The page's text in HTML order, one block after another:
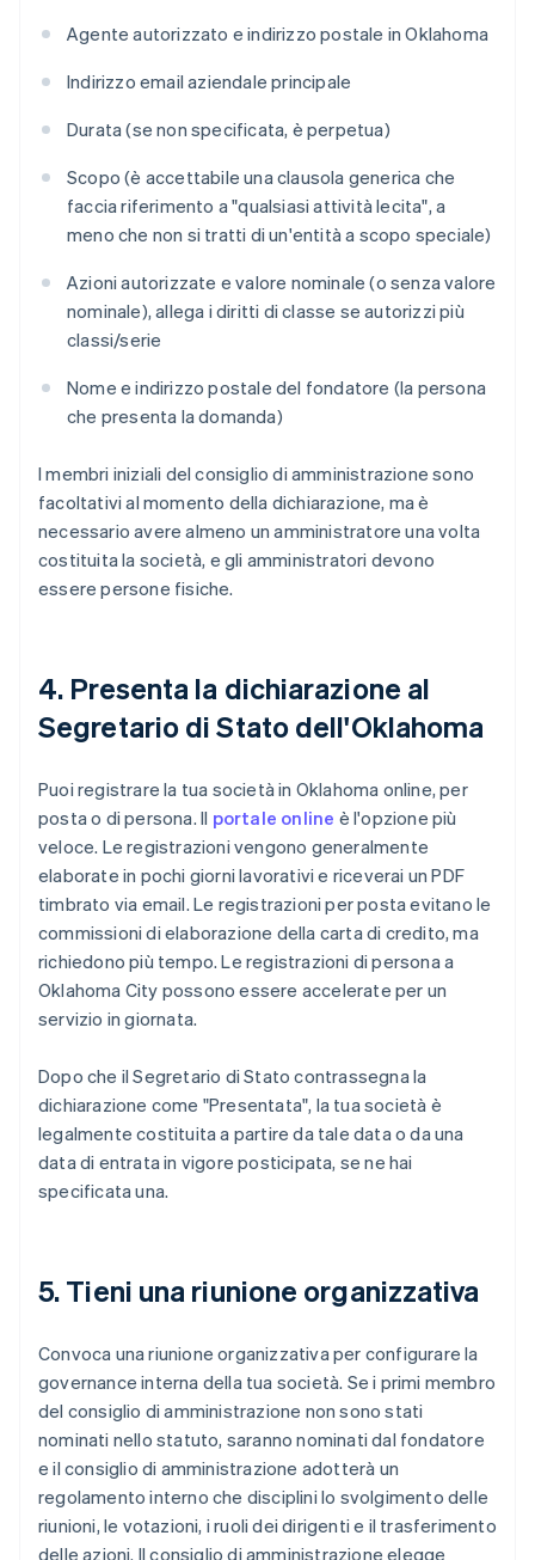
Agente autorizzato e indirizzo postale in Oklahoma
Indirizzo email aziendale principale
Durata (se non specificata, è perpetua)
Scopo (è accettabile una clausola generica che
faccia riferimento a "qualsiasi attività lecita", a
meno che non si tratti di un'entità a scopo speciale)
Azioni autorizzate e valore nominale (o senza valore
nominale), allega i diritti di classe se autorizzi più
classi/serie
Nome e indirizzo postale del fondatore (la persona
che presenta la domanda)
I membri iniziali del consiglio di amministrazione sono
facoltativi al momento della dichiarazione, ma è
necessario avere almeno un amministratore una volta
costituita la società, e gli amministratori devono
essere persone fisiche.
4. Presenta la dichiarazione al
Segretario di Stato dell'Oklahoma
Puoi registrare la tua società in Oklahoma online, per
posta o di persona. Il portale online è l'opzione più
veloce. Le registrazioni vengono generalmente
elaborate in pochi giorni lavorativi e riceverai un PDF
timbrato via email. Le registrazioni per posta evitano le
commissioni di elaborazione della carta di credito, ma
richiedono più tempo. Le registrazioni di persona a
Oklahoma City possono essere accelerate per un
servizio in giornata.
Dopo che il Segretario di Stato contrassegna la
dichiarazione come "Presentata", la tua società è
legalmente costituita a partire da tale data o da una
data di entrata in vigore posticipata, se ne hai
specificata una.
5. Tieni una riunione organizzativa
Convoca una riunione organizzativa per configurare la
governance interna della tua società. Se i primi membro
del consiglio di amministrazione non sono stati
nominati nello statuto, saranno nominati dal fondatore
e il consiglio di amministrazione adotterà un
regolamento interno che disciplini lo svolgimento delle
riunioni, le votazioni, i ruoli dei dirigenti e il trasferimento
delle azioni. Il consiglio di amministrazione elegge